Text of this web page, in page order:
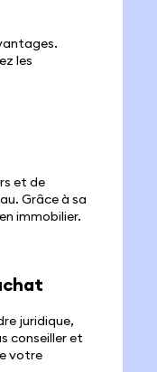
les
et de
Grâce à sa
immobilier.
juridique,
conseiller et
votre